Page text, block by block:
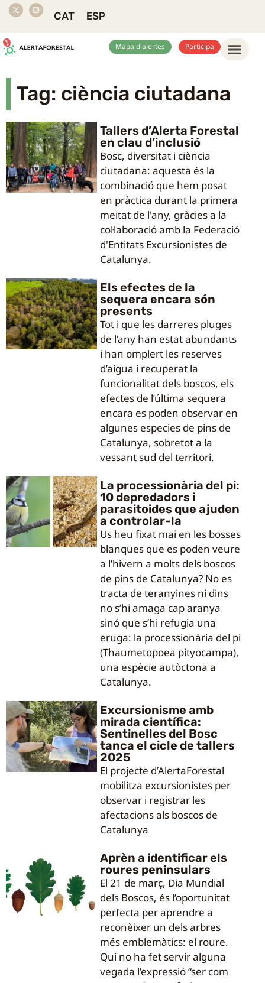
CAT ESP
Mapa d'alertes Participa
Tag: ciència ciutadana
Tallers d’Alerta Forestal
en clau d’inclusió
Bosc, diversitat i ciència
ciutadana: aquesta és la
combinació que hem posat
en pràctica durant la primera
meitat de l'any, gràcies a la
col·laboració amb la Federació
d'Entitats Excursionistes de
Catalunya.
Els efectes de la
sequera encara són
presents
Tot i que les darreres pluges
de l’any han estat abundants
i han omplert les reserves
d’aigua i recuperat la
funcionalitat dels boscos, els
efectes de l’última sequera
encara es poden observar en
algunes especies de pins de
Catalunya, sobretot a la
vessant sud del territori.
La processionària del pi:
10 depredadors i
parasitoides que ajuden
a controlar-la
Us heu fixat mai en les bosses
blanques que es poden veure
a l’hivern a molts dels boscos
de pins de Catalunya? No es
tracta de teranyines ni dins
no s’hi amaga cap aranya
sinó que s’hi refugia una
eruga: la processionària del pi
(Thaumetopoea pityocampa),
una espècie autòctona a
Catalunya.
Excursionisme amb
mirada científica:
Sentinelles del Bosc
tanca el cicle de tallers
2025
El projecte d’AlertaForestal
mobilitza excursionistes per
observar i registrar les
afectacions als boscos de
Catalunya
Aprèn a identificar els
roures peninsulars
El 21 de març, Dia Mundial
dels Boscos, és l’oportunitat
perfecta per aprendre a
reconèixer un dels arbres
més emblemàtics: el roure.
Qui no ha fet servir alguna
vegada l’expressió “ser com